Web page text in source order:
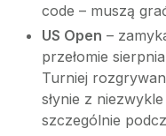
code – muszą
US Open –
przełomie
Turniej
słynie z
szczególnie